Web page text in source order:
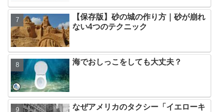
【保存版】砂の城の作り方｜砂が崩れ
ない4つのテクニック
海でおしっこをしても大丈夫？
なぜアメリカのタクシー「イエローキ